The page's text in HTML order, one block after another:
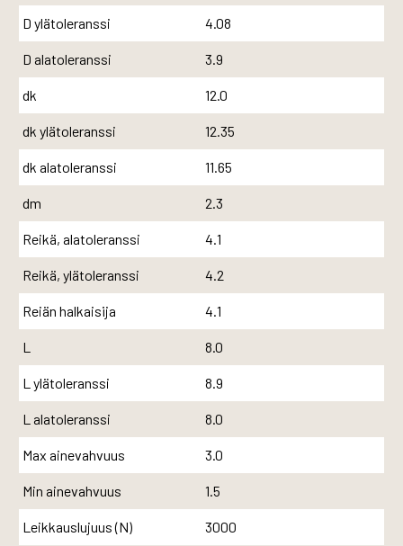
D ylätoleranssi 4.08
D alatoleranssi 3.9
dk 12.0
dk ylätoleranssi 12.35
dk alatoleranssi 11.65
dm 2.3
Reikä, alatoleranssi 4.1
Reikä, ylätoleranssi 4.2
Reiän halkaisija 4.1
L 8.0
L ylätoleranssi 8.9
L alatoleranssi 8.0
Max ainevahvuus 3.0
Min ainevahvuus 1.5
Leikkauslujuus (N) 3000